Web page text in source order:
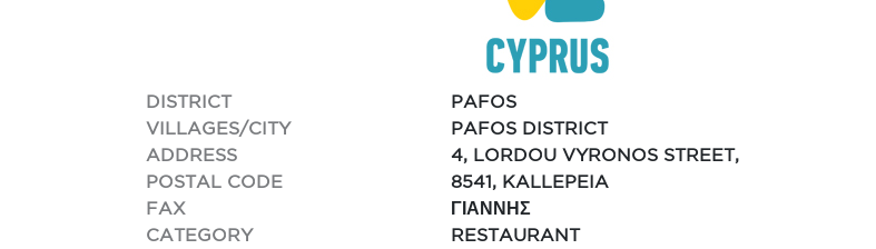
DISTRICT
PAFOS
VILLAGES/CITY
PAFOS DISTRICT
ADDRESS
4, LORDOU VYRONOS STREET,
POSTAL CODE
8541, KALLEPEIA
FAX
ΓΙΑΝΝΗΣ
CATEGORY
RESTAURANT